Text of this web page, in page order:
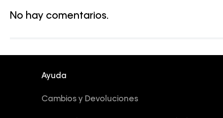
No hay comentarios.
Ayuda
Cambios y Devoluciones